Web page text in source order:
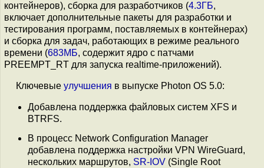
контейнеров), сборка для разработчиков (4.3ГБ,
включает дополнительные пакеты для разработки и
тестирования программ, поставляемых в контейнерах)
и сборка для задач, работающих в режиме реального
времени (683МБ, содержит ядро c патчами
PREEMPT_RT для запуска realtime-приложений).
Ключевые улучшения в выпуске Photon OS 5.0:
Добавлена поддержка файловых систем XFS и
BTRFS.
В процесс Network Configuration Manager
добавлена поддержка настройки VPN WireGuard,
нескольких маршрутов, SR-IOV (Single Root